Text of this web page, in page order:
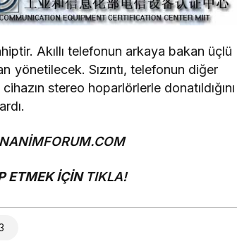
Akıllı telefonun arkaya bakan üçlü
yönetilecek. Sızıntı, telefonun diğer
stereo hoparlörlerle donatıldığını
ETMEK İÇİN TIKLA!